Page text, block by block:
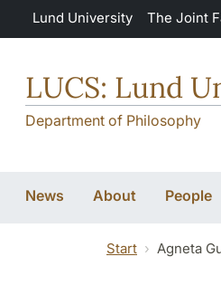
Skip to main content
Lund University The Joint
LUCS: Lund
Department of Philosophy
News About People
Start Agneta